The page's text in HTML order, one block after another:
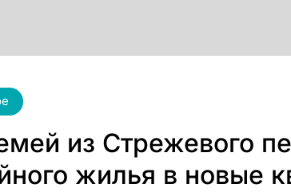
из Стрежевого
жилья в новые